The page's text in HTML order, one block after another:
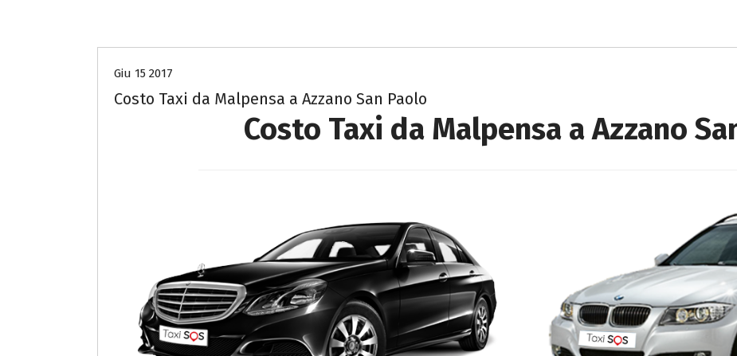
Giu 15 2017
Costo Taxi da Malpensa a Azzano San Paolo
Costo Taxi da Malpensa a Azzano